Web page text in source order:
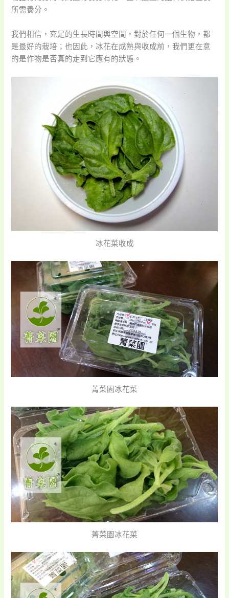
所需養分。
我們相信，充足的生長時間與空間，對於任何一個生物，都
是最好的栽培；也因此，冰花在成熟與收成前，我們更在意
的是作物是否真的走到它應有的狀態。
冰花菜收成
菁菜園冰花菜
菁菜園冰花菜